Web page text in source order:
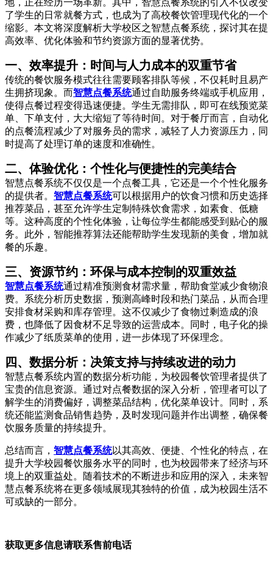
了学生的日常就餐方式，也成为了高校餐饮管理现代化的一个
缩影。本文将深度解析大学校区之智慧点餐系统，探讨其在提
高效率、优化体验和节约资源方面的显著优势。
一、效率提升：时间与人力成本的双重节省
传统的餐饮服务模式往往需要顾客排队等候，不仅耗时且易产
生拥挤现象。而智慧点餐系统通过自助服务终端或手机应用，
使得点餐过程变得迅速便捷。学生无需排队，即可在线预览菜
单、下单支付，大大缩短了等待时间。对于餐厅而言，自动化
的点餐流程减少了对服务员的需求，减轻了人力资源压力，同
时提高了处理订单的速度和准确性。
二、体验优化：个性化与便捷性的完美结合
智慧点餐系统不仅仅是一个点餐工具，它还是一个个性化服务
的提供者。 智慧点餐系统可以根据用户的饮食习惯和历史选择
推荐菜品，甚至允许学生定制特殊饮食需求，如素食、低糖
等。这种高度的个性化体验，让每位学生都能感受到贴心的服
务。此外，智能推荐算法还能帮助学生发现新的美食，增加就
餐的乐趣。
三、资源节约：环保与成本控制的双重效益
智慧点餐系统通过精准预测食材需求量，帮助食堂减少食物浪
费。系统分析历史数据，预测高峰时段和热门菜品，从而合理
安排食材采购和库存管理。这不仅减少了食物过剩造成的浪
费，也降低了因食材不足导致的运营成本。同时，电子化的操
作减少了纸质菜单的使用，进一步体现了环保理念。
四、数据分析：决策支持与持续改进的动力
智慧点餐系统内置的数据分析功能，为校园餐饮管理者提供了
宝贵的信息资源。通过对点餐数据的深入分析，管理者可以了
解学生的消费偏好，调整菜品结构，优化菜单设计。同时，系
统还能监测食品销售趋势，及时发现问题并作出调整，确保餐
饮服务质量的持续提升。
总结而言， 智慧点餐系统以其高效、便捷、个性化的特点，在
提升大学校园餐饮服务水平的同时，也为校园带来了经济与环
境上的双重益处。随着技术的不断进步和应用的深入，未来智
慧点餐系统将在更多领域展现其独特的价值，成为校园生活不
可或缺的一部分。
获取更多信息请联系售前电话